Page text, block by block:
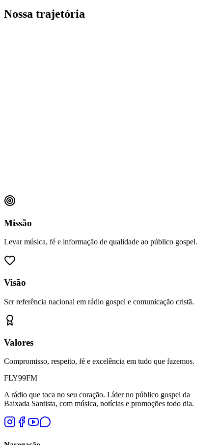
Nossa trajetória
Missão
Levar música, fé e informação de qualidade ao público gospel.
Visão
Ser referência nacional em rádio gospel e comunicação cristã.
Valores
Compromisso, respeito, fé e excelência em tudo que fazemos.
FLY99FM
A rádio que toca no seu coração. Líder no público gospel da
Baixada Santista, com música, notícias e promoções todo dia.